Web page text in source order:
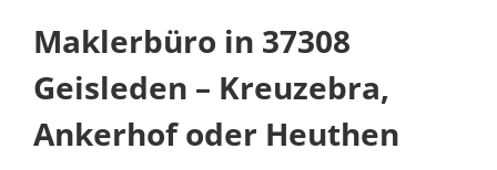
Maklerbüro in 37308
Geisleden – Kreuzebra,
Ankerhof oder Heuthen